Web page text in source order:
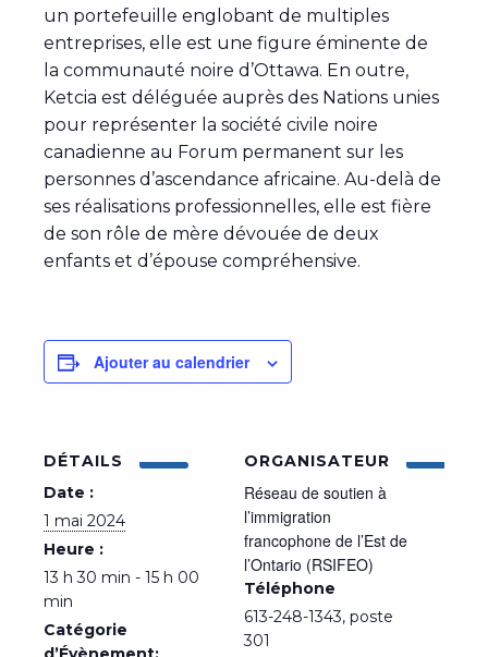
un portefeuille englobant de multiples
entreprises, elle est une figure éminente de
la communauté noire d’Ottawa. En outre,
Ketcia est déléguée auprès des Nations unies
pour représenter la société civile noire
canadienne au Forum permanent sur les
personnes d’ascendance africaine. Au-delà de
ses réalisations professionnelles, elle est fière
de son rôle de mère dévouée de deux
enfants et d’épouse compréhensive.
Ajouter au calendrier
DÉTAILS
Date :
1 mai 2024
Heure :
13 h 30 min - 15 h 00
min
Catégorie
ORGANISATEUR
Réseau de soutien à
l’immigration
francophone de l’Est de
l’Ontario (RSIFEO)
Téléphone
613-248-1343, poste
301